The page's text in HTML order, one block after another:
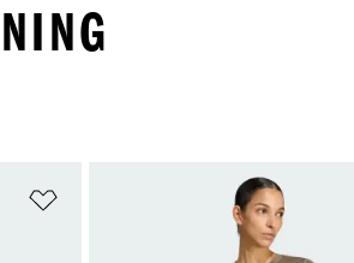
Adicionar à Lista de Desejos